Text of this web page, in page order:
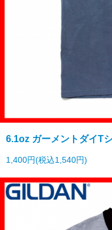
6.1oz ガーメントダイT
1,400円(税込1,540円)